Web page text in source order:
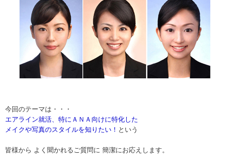
今回のテーマは・・・
エアライン就活、特にＡＮＡ向けに特化した
メイクや写真のスタイルを知りたい！ という
皆様から よく聞かれるご質問に 簡潔にお応えします。